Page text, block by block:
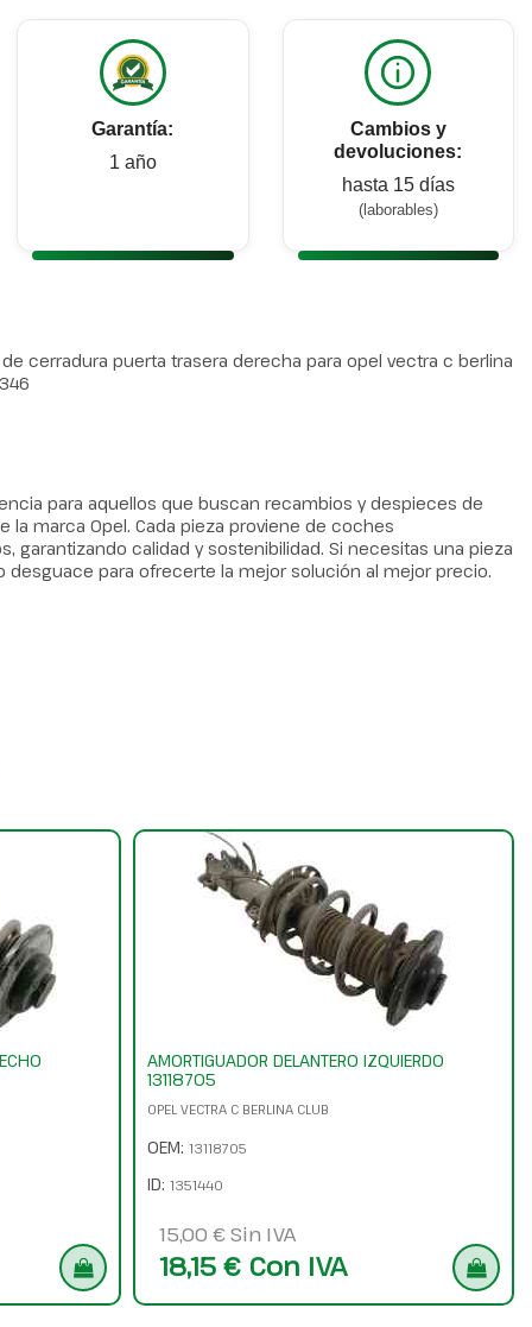
Garantía:
1 año
Cambios y
devoluciones:
hasta 15 días
(laborables)
de cerradura puerta trasera derecha para opel vectra c berlina
para aquellos que buscan recambios y despieces de
la marca Opel. Cada pieza proviene de coches
garantizando calidad y sostenibilidad. Si necesitas una pieza
desguace para ofrecerte la mejor solución al mejor precio.
AMORTIGUADOR DELANTERO IZQUIERDO
13118705
OPEL VECTRA C BERLINA CLUB
OEM: 13118705
ID: 1351440
15,00 € Sin IVA
18,15 € Con IVA